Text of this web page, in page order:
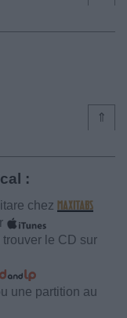
⇑
:
chez
le CD sur
une partition au